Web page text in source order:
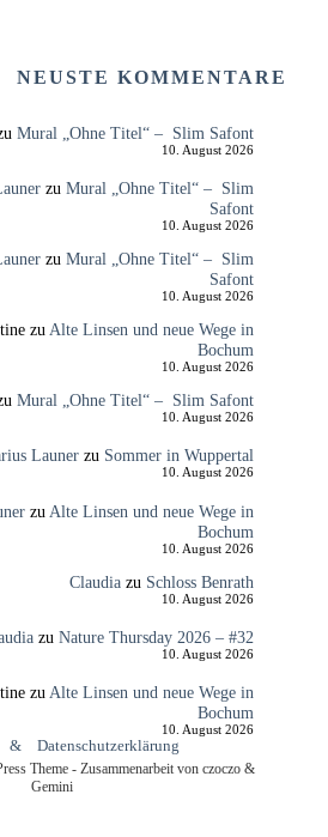
NEUSTE KOMMENTARE
Mural „Ohne Titel“ – Slim Safont
10. August 2026
zu Mural „Ohne Titel“ – Slim
Safont
10. August 2026
zu Mural „Ohne Titel“ – Slim
Safont
10. August 2026
zu Alte Linsen und neue Wege in
Bochum
10. August 2026
Mural „Ohne Titel“ – Slim Safont
10. August 2026
Launerzu Sommer in Wuppertal
10. August 2026
zu Alte Linsen und neue Wege in
Bochum
10. August 2026
Claudiazu Schloss Benrath
10. August 2026
zu Nature Thursday 2026 – #32
10. August 2026
zu Alte Linsen und neue Wege in
Bochum
10. August 2026
& Datenschutzerklärung
Theme - Zusammenarbeit von czoczo &
Gemini